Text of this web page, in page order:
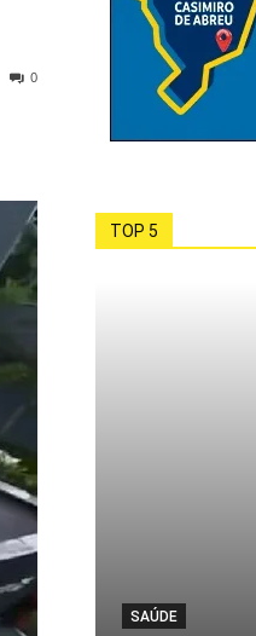
0
TOP 5
SAÚDE